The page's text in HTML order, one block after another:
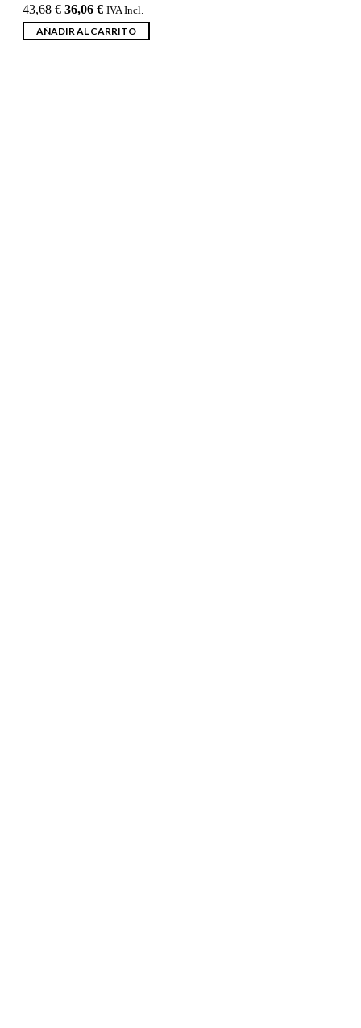
43,68€ El
precio
original
36,06 €El
precio
actual
IVA Incl.
AÑADIR AL CARRITO